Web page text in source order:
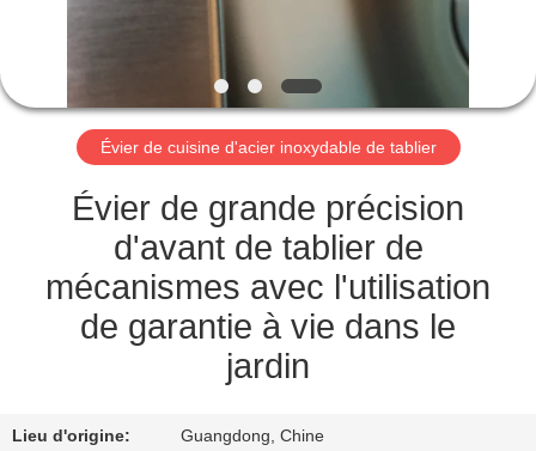
CONTRÔLE
DE
QUALITÉ
CONTACTEZ-
DEMANDEZ
Évier de cuisine d'acier inoxydable de tablier
Évier de grande précision
d'avant de tablier de
mécanismes avec l'utilisation
de garantie à vie dans le
jardin
Lieu d'origine: Guangdong, Chine